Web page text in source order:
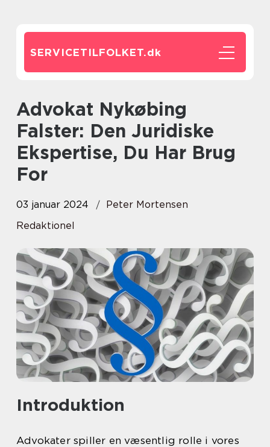
SERVICETILFOLKET.dk
Advokat Nykøbing
Falster: Den Juridiske
Ekspertise, Du Har Brug
For
03 januar 2024
Peter Mortensen
Redaktionel
Introduktion
Advokater spiller en væsentlig rolle i vores